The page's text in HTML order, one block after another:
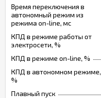
Время переключения в
автономный режим из
режима on-line, мс
КПД в режиме работы от
электросети, %
КПД в режиме on-line, %
КПД в автономном режиме,
%
Плавный пуск